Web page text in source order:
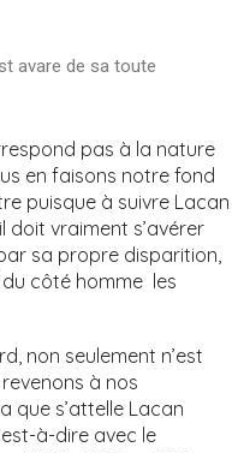
avare de sa toute
pas à la nature
en faisons notre fond
puisque à suivre Lacan
doit vraiment s’avérer
sa propre disparition,
côté homme les
non seulement n’est
à nos
que s’attelle Lacan
à-dire avec le